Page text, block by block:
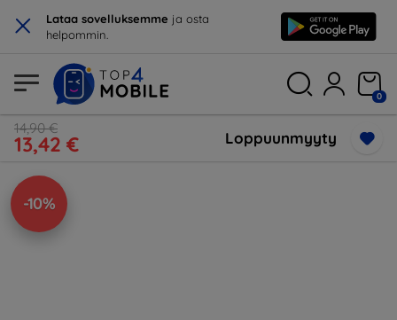
× Lataa sovelluksemme ja osta
helpommin.
0
14,90 €
13,42 € Loppuunmyyty
-10%